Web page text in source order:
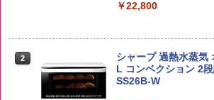
【在庫処分価格】も
kg 業務用 お米マイ
￥2,680
￥4,358
2
角瓶 2700ml サント
イボール 大容量
麺 小腹 インスタン
ーリングストック 大
パニー
￥22,800
2
シャープ 過熱水蒸気
L コンベクション 2
SS26B-W